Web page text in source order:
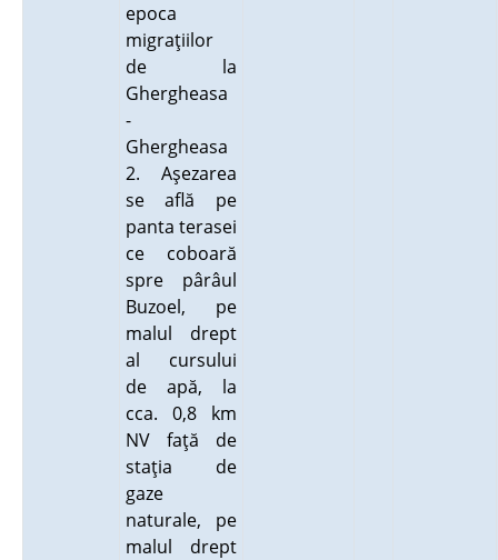
epoca
migraţiilor
de la
Ghergheasa
-
Ghergheasa
2. Aşezarea
se află pe
panta terasei
ce coboară
spre pârâul
Buzoel, pe
malul drept
al cursului
de apă, la
cca. 0,8 km
NV faţă de
staţia de
gaze
naturale, pe
malul drept